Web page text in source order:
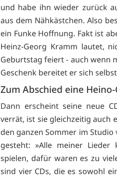
und habe ihn wieder zurück
aus dem Nähkästchen. Also
ein Funke Hoffnung. Fakt ist
Heinz-Georg Kramm lautet,
Geburtstag feiert - auch wenn
Geschenk bereitet er sich
Zum Abschied eine
Dann erscheint seine neue
verrät, ist sie gleichzeitig auch
den ganzen Sommer im
gesteht: »Alle meiner
spielen, dafür waren es zu
sind vier CDs, die es sowohl